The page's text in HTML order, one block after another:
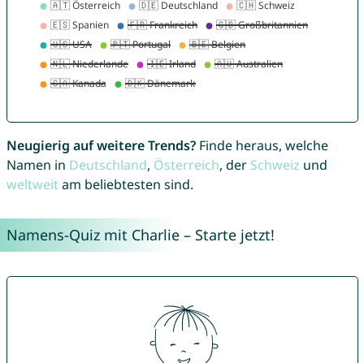
Neugierig auf weitere Trends?Finde heraus, welche
Namen in Deutschland, Österreich, der Schweiz und
weltweitam beliebtesten sind.
Namens-Quiz mit Charlie – Starte jetzt!